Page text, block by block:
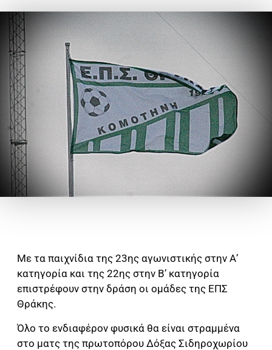
Με τα παιχνίδια της 23ης αγωνιστικής στην Α’
κατηγορία και της 22ης στην Β’ κατηγορία
επιστρέφουν στην δράση οι ομάδες της ΕΠΣ
Θράκης.
Όλο το ενδιαφέρον φυσικά θα είναι στραμμένα
στο ματς της πρωτοπόρου Δόξας Σιδηροχωρίου